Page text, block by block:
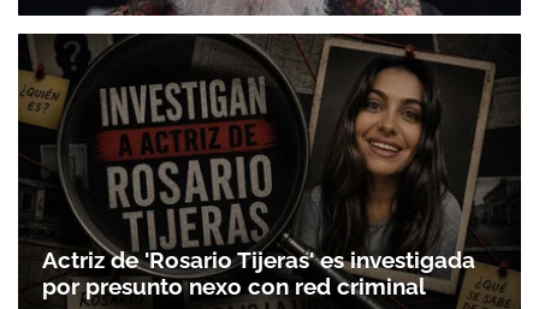
Actriz de 'Rosario Tijeras' es investigada
por presunto nexo con red criminal